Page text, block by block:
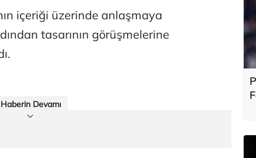
içeriği üzerinde anlaşmaya
tasarının görüşmelerine
Haberin Devamı